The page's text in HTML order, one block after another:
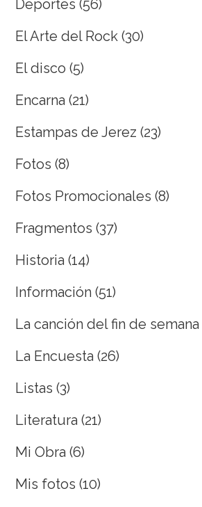
Deportes (56)
El Arte del Rock (30)
El disco (5)
Encarna (21)
Estampas de Jerez (23)
Fotos (8)
Fotos Promocionales (8)
Fragmentos (37)
Historia (14)
Información (51)
La canción del fin de semana
La Encuesta (26)
Listas (3)
Literatura (21)
Mi Obra (6)
Mis fotos (10)